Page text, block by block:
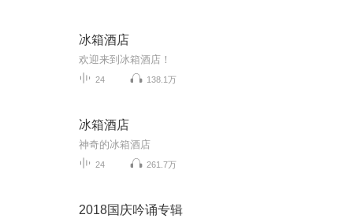
冰箱酒店
欢迎来到冰箱酒店！
24 138.1万
冰箱酒店
神奇的冰箱酒店
24 261.7万
2018国庆吟诵专辑